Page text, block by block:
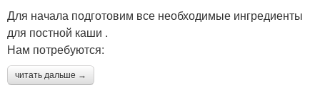
Для начала подготовим все необходимые ингредиенты
для постной каши .
Нам потребуются:
читать дальше →